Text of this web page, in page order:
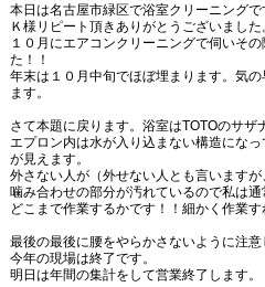
本日は名古屋市緑区で浴室クリーニングで
Ｋ様リピート頂きありがとうございました
１０月にエアコンクリーニングで伺いそ
た！！
年末は１０月中旬でほぼ埋まります。気
ます。
さて本題に戻ります。浴室はTOTOのサザ
エプロン内は水が入り込まない構造にな
が見えます。
外さない人が（外せない人とも言いますが
噛み合わせの部分が汚れているので私は通
どこまで作業するかです！！細かく作業す
最後の最後に腰をやらかさないように注意
今年の現場は終了です。
明日は年間の集計をして営業終了します。